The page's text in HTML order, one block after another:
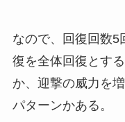
なので、回復回数5
復を全体回復とす
か、迎撃の威力を
パターンかある。